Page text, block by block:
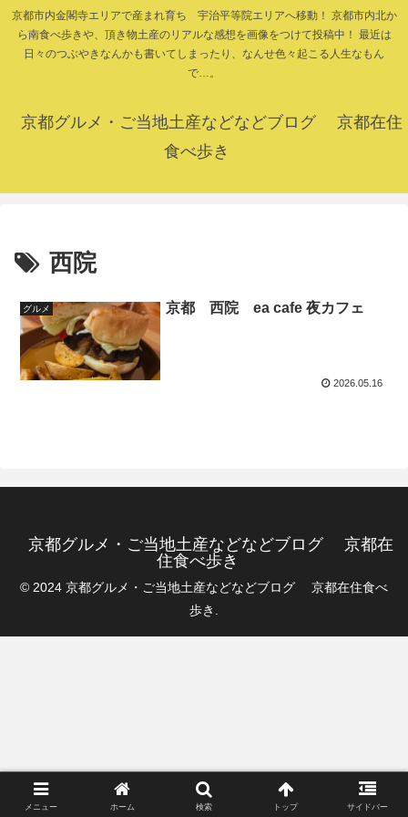
京都市内金閣寺エリアで産まれ育ち 宇治平等院エリアへ移動！ 京都市内北か
ら南食べ歩きや、頂き物土産のリアルな感想を画像をつけて投稿中！ 最近は
日々のつぶやきなんかも書いてしまったり、なんせ色々起こる人生なもん
で…。
京都グルメ・ご当地土産などなどブログ 京都在住
食べ歩き
西院
グルメ 京都 西院 ea cafe 夜カフェ
2026.05.16
京都グルメ・ご当地土産などなどブログ 京都在
住食べ歩き
© 2024 京都グルメ・ご当地土産などなどブログ 京都在住食べ
歩き.
メニュー ホーム 検索 トップ サイドバー